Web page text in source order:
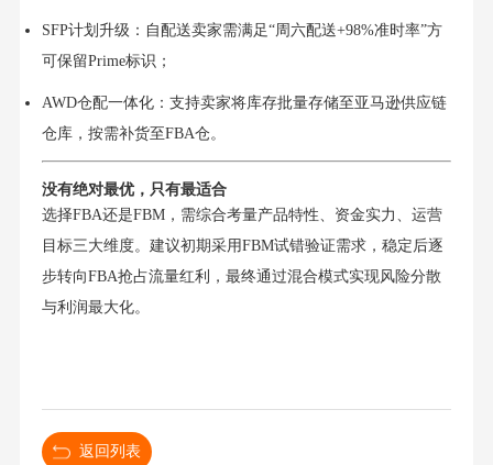
SFP计划升级：自配送卖家需满足“周六配送+98%准时率”方
可保留Prime标识；
AWD仓配一体化：支持卖家将库存批量存储至亚马逊供应链
仓库，按需补货至FBA仓。
没有绝对最优，只有最适合
选择FBA还是FBM，需综合考量产品特性、资金实力、运营
目标三大维度。建议初期采用FBM试错验证需求，稳定后逐
步转向FBA抢占流量红利，最终通过混合模式实现风险分散
与利润最大化。
返回列表